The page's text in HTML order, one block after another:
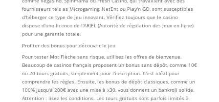
fournisseurs tels as Microgaming, NetEnt ou Play'n GO, sont susceptibles
d'héberger ce type de jeu innovant. Vérifiez toujours que le casino
dispose d'une licence de l'ARJEL (Autorité de régulation des jeux en ligne)
pour une garantie totale.
Profiter des bonus pour découvrir le jeu
Pour tester Mot Flèche sans risque, utilisez les offres de bienvenue.
Beaucoup de casinos français proposent un bonus sans dépôt, comme 10€
ou 20 tours gratuits, simplement pour l'inscription. C'est idéal pour
comprendre les règles. Ensuite, les bonus de dépôt classiques, comme un
100% jusqu'à 200€ avec une mise à x30, vous donnent un bankroll solide.
Attention : lisez les conditions. Les tours gratuits sont parfois limités à